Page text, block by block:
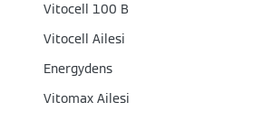
Vitocell 100 B
Vitocell Ailesi
Energydens
Vitomax Ailesi